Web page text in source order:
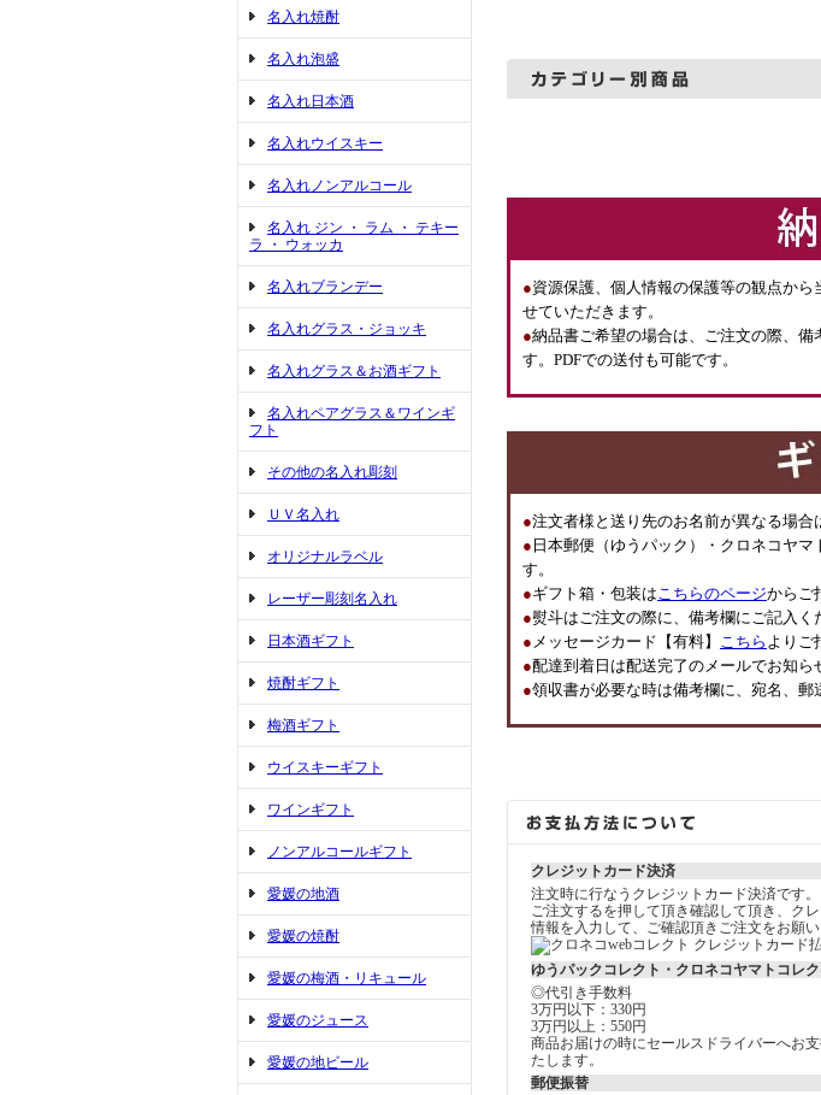
名入れ焼酎
名入れ泡盛
名入れ日本酒
名入れウイスキー
名入れノンアルコール
名入れ ジン ・ ラム ・ テキー
ラ ・ ウォッカ
名入れブランデー
名入れグラス・ジョッキ
名入れグラス＆お酒ギフト
名入れペアグラス＆ワインギ
フト
その他の名入れ彫刻
ＵＶ名入れ
オリジナルラベル
レーザー彫刻名入れ
日本酒ギフト
焼酎ギフト
梅酒ギフト
ウイスキーギフト
ワインギフト
ノンアルコールギフト
愛媛の地酒
愛媛の焼酎
愛媛の梅酒・リキュール
愛媛のジュース
愛媛の地ビール
●資源保護、個人情報の保護等の観点か
せていただきます。
●納品書ご希望の場合は、ご注文の際、
す。PDFでの送付も可能です。
●注文者様と送り先のお名前が異なる場合
● 日本郵便（ゆうパック）・クロネコヤ
す。
●ギフト箱・包装はこちらのページからご
●熨斗はご注文の際に、備考欄にご記入く
● メッセージカード【有料】 こちら よりご
●配達到着日は配送完了のメールでお知ら
●領収書が必要な時は備考欄に、宛名、郵
クレジットカード決済
注文時に行なうクレジットカード決済です。
ご注文するを押して頂き確認して頂き、ク
情報を入力して、ご確認頂きご注文をお願い
ゆうパックコレクト・クロネコヤマトコレ
◎代引き手数料
3万円以下：330円
3万円以上：550円
商品お届けの時にセールスドライバーへお
たします。
郵便振替